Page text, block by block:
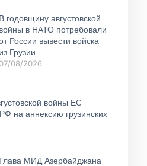
В годовщину августовской
войны в НАТО потребовали
России вывести войска
из Грузии
07/08/2026
войны ЕС
на аннексию грузинских
Глава МИД Азербайджана